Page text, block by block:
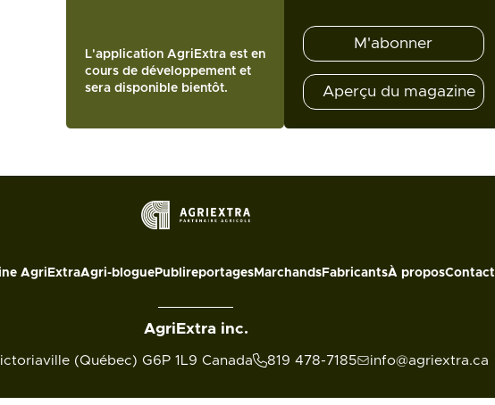
L'application AgriExtra est en
cours de développement et
sera disponible bientôt.
M'abonner
Aperçu du magazine
AgriExtraAgri-blogue Publireportages Marchands FabricantsÀ proposContact
AgriExtra inc.
(Québec) G6P 1L9 Canada 819 478-7185 info@agriextra.ca